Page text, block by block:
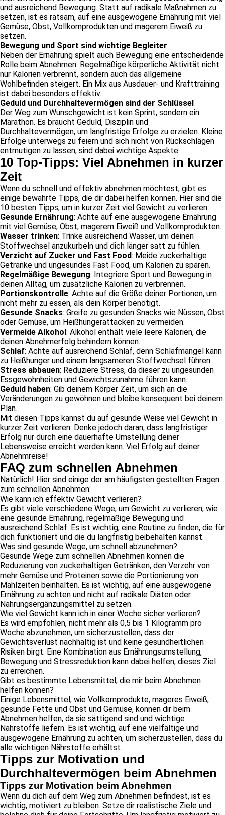
und ausreichend Bewegung. Statt auf radikale Maßnahmen zu
setzen, ist es ratsam, auf eine ausgewogene Ernährung mit viel
Gemüse, Obst, Vollkornprodukten und magerem Eiweiß zu
setzen.
Bewegung und Sport sind wichtige Begleiter
Neben der Ernährung spielt auch Bewegung eine entscheidende
Rolle beim Abnehmen. Regelmäßige körperliche Aktivität nicht
nur Kalorien verbrennt, sondern auch das allgemeine
Wohlbefinden steigert. Ein Mix aus Ausdauer- und Krafttraining
ist dabei besonders effektiv.
Geduld und Durchhaltevermögen sind der Schlüssel
Der Weg zum Wunschgewicht ist kein Sprint, sondern ein
Marathon. Es braucht Geduld, Disziplin und
Durchhaltevermögen, um langfristige Erfolge zu erzielen. Kleine
Erfolge unterwegs zu feiern und sich nicht von Rückschlägen
entmutigen zu lassen, sind dabei wichtige Aspekte.
10 Top-Tipps: Viel Abnehmen in kurzer
Zeit
Wenn du schnell und effektiv abnehmen möchtest, gibt es
einige bewährte Tipps, die dir dabei helfen können. Hier sind die
10 besten Tipps, um in kurzer Zeit viel Gewicht zu verlieren:
Gesunde Ernährung: Achte auf eine ausgewogene Ernährung
mit viel Gemüse, Obst, magerem Eiweiß und Vollkornprodukten.
Wasser trinken: Trinke ausreichend Wasser, um deinen
Stoffwechsel anzukurbeln und dich länger satt zu fühlen.
Verzicht auf Zucker und Fast Food: Meide zuckerhaltige
Getränke und ungesundes Fast Food, um Kalorien zu sparen.
Regelmäßige Bewegung: Integriere Sport und Bewegung in
deinen Alltag, um zusätzliche Kalorien zu verbrennen.
Portionskontrolle: Achte auf die Größe deiner Portionen, um
nicht mehr zu essen, als dein Körper benötigt.
Gesunde Snacks: Greife zu gesunden Snacks wie Nüssen, Obst
oder Gemüse, um Heißhungerattacken zu vermeiden.
Vermeide Alkohol: Alkohol enthält viele leere Kalorien, die
deinen Abnehmerfolg behindern können.
Schlaf: Achte auf ausreichend Schlaf, denn Schlafmangel kann
zu Heißhunger und einem langsameren Stoffwechsel führen.
Stress abbauen: Reduziere Stress, da dieser zu ungesunden
Essgewohnheiten und Gewichtszunahme führen kann.
Geduld haben: Gib deinem Körper Zeit, um sich an die
Veränderungen zu gewöhnen und bleibe konsequent bei deinem
Plan.
Mit diesen Tipps kannst du auf gesunde Weise viel Gewicht in
kurzer Zeit verlieren. Denke jedoch daran, dass langfristiger
Erfolg nur durch eine dauerhafte Umstellung deiner
Lebensweise erreicht werden kann. Viel Erfolg auf deiner
Abnehmreise!
FAQ zum schnellen Abnehmen
Natürlich! Hier sind einige der am häufigsten gestellten Fragen
zum schnellen Abnehmen:
Wie kann ich effektiv Gewicht verlieren?
Es gibt viele verschiedene Wege, um Gewicht zu verlieren, wie
eine gesunde Ernährung, regelmäßige Bewegung und
ausreichend Schlaf. Es ist wichtig, eine Routine zu finden, die für
dich funktioniert und die du langfristig beibehalten kannst.
Was sind gesunde Wege, um schnell abzunehmen?
Gesunde Wege zum schnellen Abnehmen können die
Reduzierung von zuckerhaltigen Getränken, den Verzehr von
mehr Gemüse und Proteinen sowie die Portionierung von
Mahlzeiten beinhalten. Es ist wichtig, auf eine ausgewogene
Ernährung zu achten und nicht auf radikale Diäten oder
Nahrungsergänzungsmittel zu setzen.
Wie viel Gewicht kann ich in einer Woche sicher verlieren?
Es wird empfohlen, nicht mehr als 0,5 bis 1 Kilogramm pro
Woche abzunehmen, um sicherzustellen, dass der
Gewichtsverlust nachhaltig ist und keine gesundheitlichen
Risiken birgt. Eine Kombination aus Ernährungsumstellung,
Bewegung und Stressreduktion kann dabei helfen, dieses Ziel
zu erreichen.
Gibt es bestimmte Lebensmittel, die mir beim Abnehmen
helfen können?
Einige Lebensmittel, wie Vollkornprodukte, mageres Eiweiß,
gesunde Fette und Obst und Gemüse, können dir beim
Abnehmen helfen, da sie sättigend sind und wichtige
Nährstoffe liefern. Es ist wichtig, auf eine vielfältige und
ausgewogene Ernährung zu achten, um sicherzustellen, dass du
alle wichtigen Nährstoffe erhältst.
Tipps zur Motivation und
Durchhaltevermögen beim Abnehmen
Tipps zur Motivation beim Abnehmen
Wenn du dich auf dem Weg zum Abnehmen befindest, ist es
wichtig, motiviert zu bleiben. Setze dir realistische Ziele und